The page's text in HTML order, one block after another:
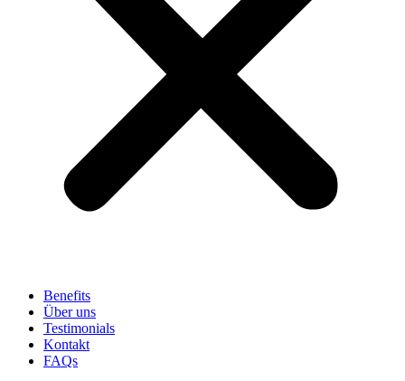
Benefits
Über uns
Testimonials
Kontakt
FAQs